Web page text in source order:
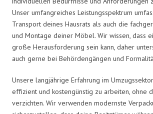
Unser umfangreiches Leistungsspektrum
Transport deines Hausrats als auch die
und Montage deiner Möbel. Wir wissen, dass
große Herausforderung sein kann, daher
auch gerne bei Behördengängen und
Unsere langjährige Erfahrung im
effizient und kostengünstig zu arbeiten, ohne
verzichten. Wir verwenden modernste